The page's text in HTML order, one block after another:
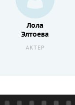
Лола
Элтоева
АКТЕР